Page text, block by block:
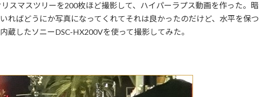
スマスツリーを200枚ほど撮影して、ハイパーラプス動画を作った。暗
ればどうにか写真になってくれてそれは良かったのだけど、水平を保つ
蔵したソニーDSC-HX200Vを使って撮影してみた。